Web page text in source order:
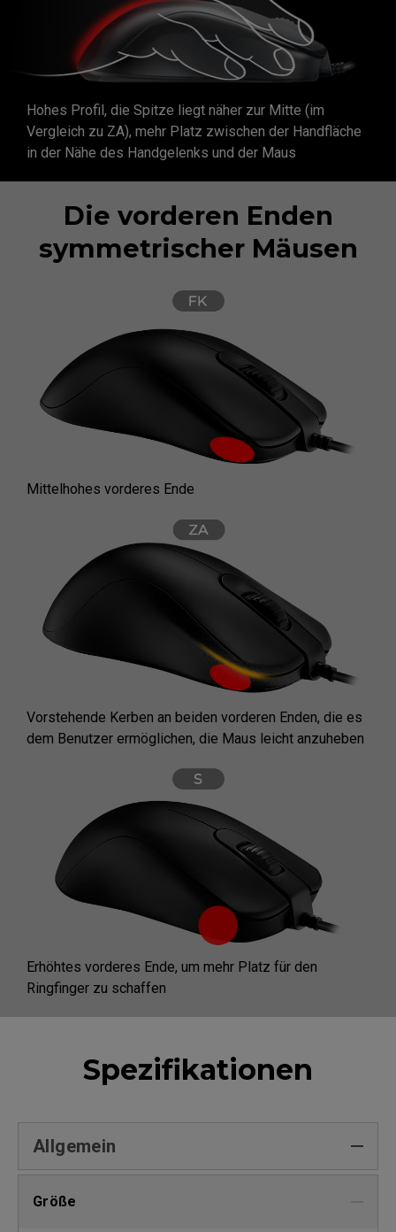
Hohes Profil, die Spitze liegt näher zur Mitte (im
Vergleich zu ZA), mehr Platz zwischen der Handfläche
in der Nähe des Handgelenks und der Maus
Die vorderen Enden
symmetrischer Mäusen
Mittelhohes vorderes Ende
Vorstehende Kerben an beiden vorderen Enden, die es
dem Benutzer ermöglichen, die Maus leicht anzuheben
Erhöhtes vorderes Ende, um mehr Platz für den
Ringfinger zu schaffen
Spezifikationen
Allgemein
Größe